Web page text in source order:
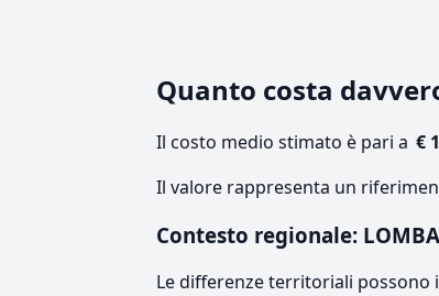
Quanto costa
Il costo medio stimato è pari a €
Il valore rappresenta un
Contesto regionale:
Le differenze territoriali possono